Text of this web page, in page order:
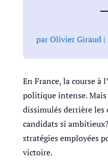
parOlivier Giraud|
En France, la course à
politique intense. Mais
dissimulés derrière les
candidats si
stratégies employées
victoire.